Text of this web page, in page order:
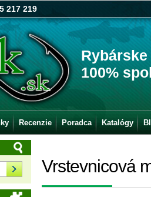
217 219
100%
Vrstevnicová
Recenzie Poradca Katalógy